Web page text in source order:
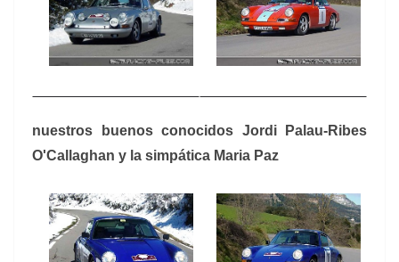
nuestros buenos conocidos Jordi Palau-Ribes
O'Callaghan y la simpática Maria Paz